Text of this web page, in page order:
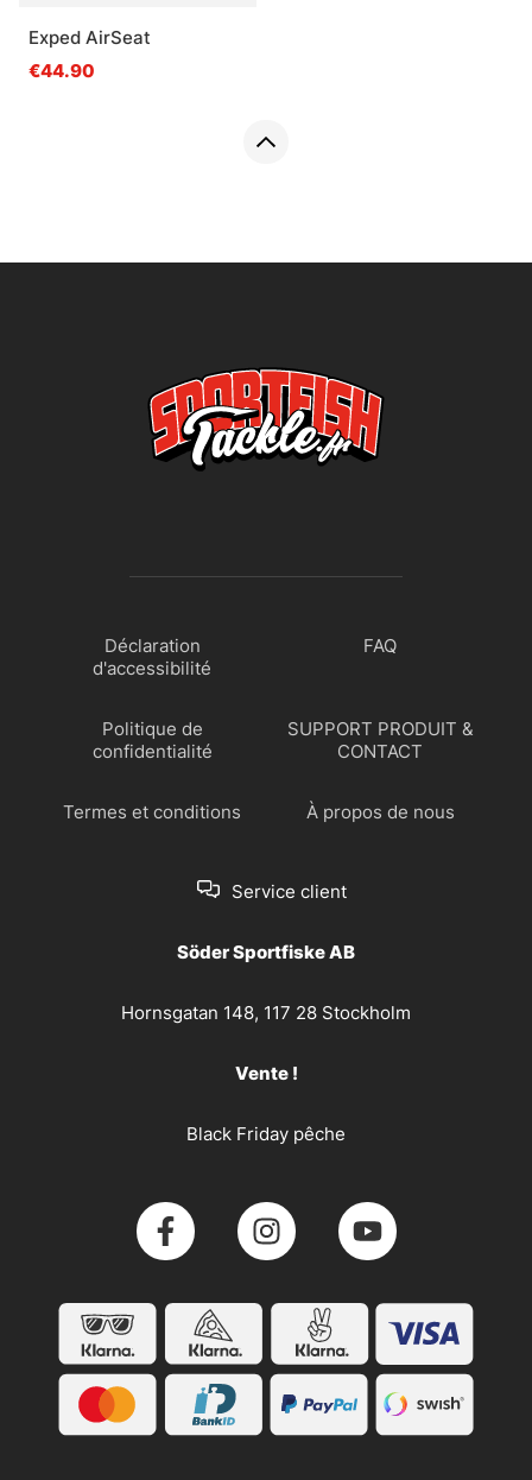
Exped AirSeat
€44.90
Déclaration
d'accessibilité
FAQ
Politique de
confidentialité
SUPPORT PRODUIT &
CONTACT
Termes et conditions À propos de nous
Service client
Söder Sportfiske AB
Hornsgatan 148, 117 28 Stockholm
Vente !
Black Friday pêche